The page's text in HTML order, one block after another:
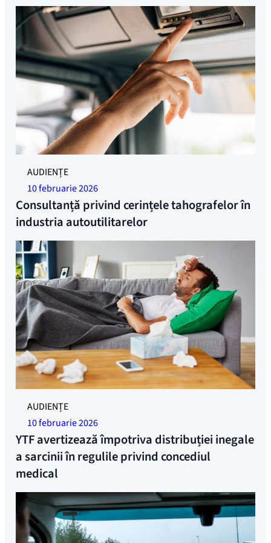
AUDIENȚE
10 februarie 2026
Consultanță privind cerințele tahografelor în
industria autoutilitarelor
Fotografie ilustrativă.
AUDIENȚE
10 februarie 2026
YTF avertizează împotriva distribuției inegale
a sarcinii în regulile privind concediul
medical